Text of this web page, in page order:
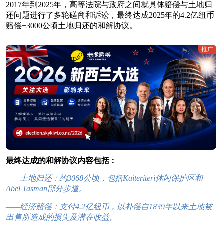
2017年到2025年，高等法院与政府之间就具体赔偿与土地归
还问题进行了多轮磋商和诉讼，最终达成2025年的4.2亿纽币
赔偿+3000公顷土地归还的和解协议。
推广
最终达成的和解协议内容包括：
——土地归还：约3068公顷，包括Kaiteriteri休闲保护区和
Abel Tasman部分步道。
——经济赔偿：支付4.2亿纽币，以补偿自1839年以来土地被
出售所造成的损失及潜在收益。